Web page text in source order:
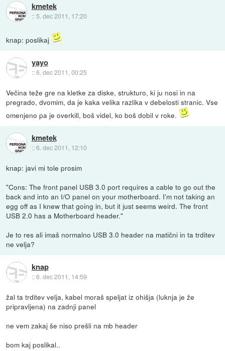
kmetek
:: 5. dec 2011, 17:20
knap: poslikaj
yayo
::6. dec 2011, 00:25
Večina teže gre na kletke za diske, strukturo, ki ju nosi in na
pregrado, dvomim, da je kaka velika razlika v debelosti stranic. Vse
omenjeno pa je overkill, boš videl, ko boš dobil v roke.
kmetek
::6. dec 2011, 12:10
knap: javi mi tole prosim
"Cons: The front panel USB 3.0 port requires a cable to go out the
back and into an I/O panel on your motherboard. I'm not taking an
egg off as I knew that going in, but it just seems weird. The front
USB 2.0 has a Motherboard header."
Je to res ali imaš normalno USB 3.0 header na matični in ta trditev
ne velja?
knap
::6. dec 2011, 14:59
žal ta trditev velja, kabel moraš speljat iz ohišja (luknja je že
pripravljena) na zadnji panel
ne vem zakaj še niso prešli na mb header
bom kaj poslikal..